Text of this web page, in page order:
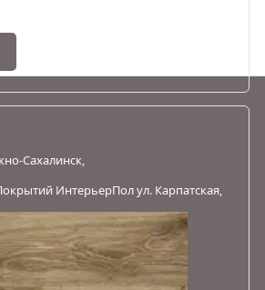
Сахалинск,
ИнтерьерПол ул. Карпатская,
75-94
75-94